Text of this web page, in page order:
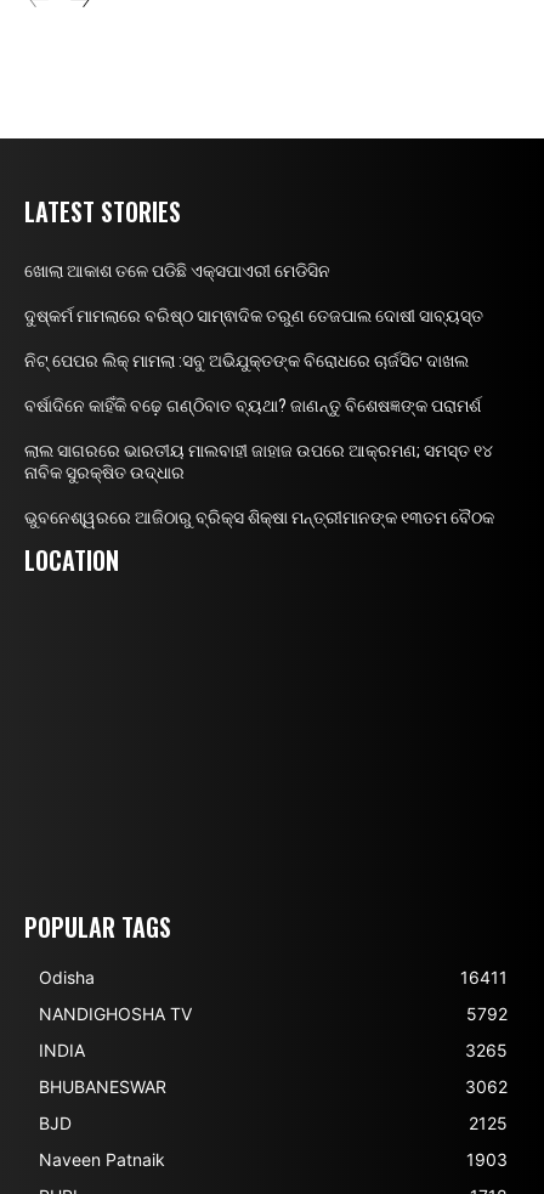
LATEST STORIES
ଖୋଲା ଆକାଶ ତଳେ ପଡିଛି ଏକ୍ସପାଏରୀ ମେଡିସିନ
ଦୁଷ୍କର୍ମ ମାମଲାରେ ବରିଷ୍ଠ ସାମ୍ଵାଦିକ ତରୁଣ ତେଜପାଲ ଦୋଷୀ ସାବ୍ୟସ୍ତ
ନିଟ୍ ପେପର ଲିକ୍ ମାମଲା :ସବୁ ଅଭିଯୁକ୍ତଙ୍କ ବିରୋଧରେ ଚାର୍ଜସିଟ ଦାଖଲ
ବର୍ଷାଦିନେ କାହିଁକି ବଢ଼େ ଗଣ୍ଠିବାତ ବ୍ୟଥା? ଜାଣନ୍ତୁ ବିଶେଷଜ୍ଞଙ୍କ ପରାମର୍ଶ
ଲାଲ ସାଗରରେ ଭାରତୀୟ ମାଲବାହୀ ଜାହାଜ ଉପରେ ଆକ୍ରମଣ; ସମସ୍ତ ୧୪
ନାବିକ ସୁରକ୍ଷିତ ଉଦ୍ଧାର
ଭୁବନେଶ୍ୱରରେ ଆଜିଠାରୁ ବ୍ରିକ୍ସ ଶିକ୍ଷା ମନ୍ତ୍ରୀମାନଙ୍କ ୧୩ତମ ବୈଠକ
LOCATION
POPULAR TAGS
Odisha
16411
NANDIGHOSHA TV
5792
INDIA
3265
BHUBANESWAR
3062
BJD
2125
Naveen Patnaik
1903